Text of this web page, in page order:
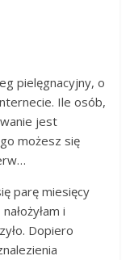
pielęgnacyjny, o
Ile osób,
jest
możesz się
parę miesięcy
i
Dopiero